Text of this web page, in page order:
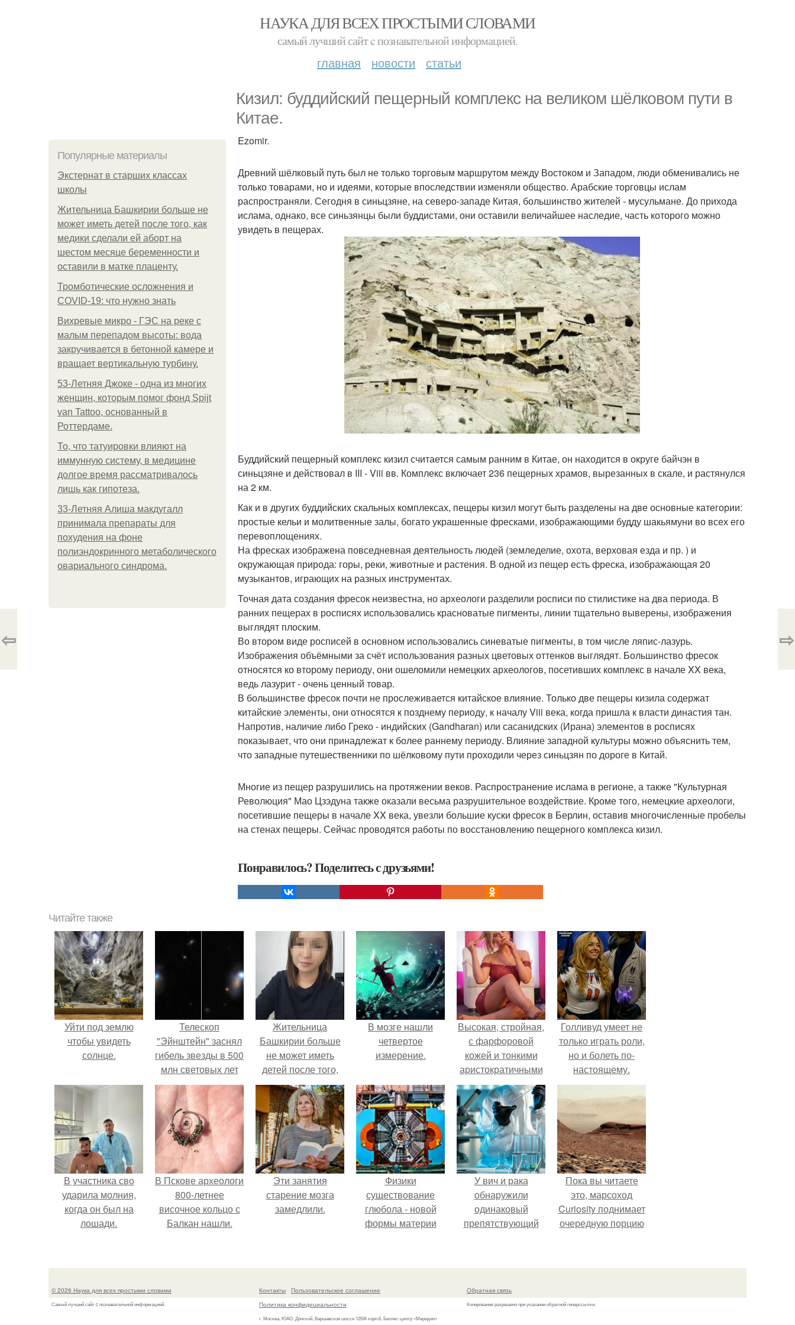
НАУКА ДЛЯ ВСЕХ ПРОСТЫМИ СЛОВАМИ
самый лучший сайт c познавательной информацией.
главная новости статьи
Кизил: буддийский пещерный комплекс на великом шёлковом пути в
Китае.
Популярные материалы
Экстернат в старших классах
школы
Жительница Башкирии больше не
может иметь детей после того, как
медики сделали ей аборт на
шестом месяце беременности и
оставили в матке плаценту.
Тромботические осложнения и
COVID-19: что нужно знать
Вихревые микро - ГЭС на реке с
малым перепадом высоты: вода
закручивается в бетонной камере и
вращает вертикальную турбину.
53-Летняя Джоке - одна из многих
женщин, которым помог фонд Spijt
van Tattoo, основанный в
Роттердаме.
То, что татуировки влияют на
иммунную систему, в медицине
долгое время рассматривалось
лишь как гипотеза.
33-Летняя Алиша макдугалл
принимала препараты для
похудения на фоне
полиэндокринного метаболического
овариального синдрома.
Ezomir.
Древний шёлковый путь был не только торговым маршрутом между Востоком и Западом, люди обменивались не
только товарами, но и идеями, которые впоследствии изменяли общество. Арабские торговцы ислам
распространяли. Сегодня в синьцзяне, на северо-западе Китая, большинство жителей - мусульмане. До прихода
ислама, однако, все синьзянцы были буддистами, они оставили величайшее наследие, часть которого можно
увидеть в пещерах.
Буддийский пещерный комплекс кизил считается самым ранним в Китае, он находится в округе байчэн в
синьцзяне и действовал в III - Viii вв. Комплекс включает 236 пещерных храмов, вырезанных в скале, и растянулся
на 2 км.
Как и в других буддийских скальных комплексах, пещеры кизил могут быть разделены на две основные категории:
простые кельи и молитвенные залы, богато украшенные фресками, изображающими будду шакьямуни во всех его
перевоплощениях.
На фресках изображена повседневная деятельность людей (земледелие, охота, верховая езда и пр. ) и
окружающая природа: горы, реки, животные и растения. В одной из пещер есть фреска, изображающая 20
музыкантов, играющих на разных инструментах.
Точная дата создания фресок неизвестна, но археологи разделили росписи по стилистике на два периода. В
ранних пещерах в росписях использовались красноватые пигменты, линии тщательно выверены, изображения
выглядят плоским.
Во втором виде росписей в основном использовались синеватые пигменты, в том числе ляпис-лазурь.
Изображения объёмными за счёт использования разных цветовых оттенков выглядят. Большинство фресок
относятся ко второму периоду, они ошеломили немецких археологов, посетивших комплекс в начале XX века,
ведь лазурит - очень ценный товар.
В большинстве фресок почти не прослеживается китайское влияние. Только две пещеры кизила содержат
китайские элементы, они относятся к позднему периоду, к началу Viii века, когда пришла к власти династия тан.
Напротив, наличие либо Греко - индийских (Gandharan) или сасанидских (Ирана) элементов в росписях
показывает, что они принадлежат к более раннему периоду. Влияние западной культуры можно объяснить тем,
что западные путешественники по шёлковому пути проходили через синьцзян по дороге в Китай.
Многие из пещер разрушились на протяжении веков. Распространение ислама в регионе, а также "Культурная
Революция" Мао Цзэдуна также оказали весьма разрушительное воздействие. Кроме того, немецкие археологи,
посетившие пещеры в начале XX века, увезли большие куски фресок в Берлин, оставив многочисленные пробелы
на стенах пещеры. Сейчас проводятся работы по восстановлению пещерного комплекса кизил.
Понравилось? Поделитесь с друзьями!
⇦ ⇨
Читайте также
Уйти под землю
чтобы увидеть
солнце.
Телескоп
"Эйнштейн" заснял
гибель звезды в 500
млн световых лет
от земли.
Жительница
Башкирии больше
не может иметь
детей после того,
как медики сделали
ей аборт на шестом
месяце
беременности и
оставили в матке
плаценту.
В мозге нашли
четвертое
измерение.
Высокая, стройная,
с фарфоровой
кожей и тонкими
аристократичными
чертами, эль
выглядит так, будто
сошла с полотна
художника.
Голливуд умеет не
только играть роли,
но и болеть по-
настоящему.
В участника сво
ударила молния,
когда он был на
лошади.
В Пскове археологи
800-летнее
височное кольцо с
Балкан нашли.
Эти занятия
старение мозга
замедлили.
Физики
существование
глюбола - новой
формы материи
У вич и рака
обнаружили
одинаковый
препятствующий
Пока вы читаете
это, марсоход
Curiosity поднимает
очередную порцию
© 2026 Наука для всех простыми словами
Самый лучший сайт c познавательной информацией.
Контакты
Пользовательское соглашение
Политика конфидециальности
г. Москва, ЮАО, Донской, Варшавское шоссе 125Ж корп.6, Бизнес-центр «Меридио»
Обратная связь
Копирование разрешено при указании обратной гиперссылки.